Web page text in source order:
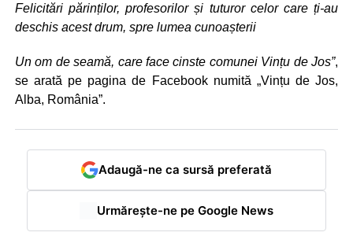
Felicitări părinților, profesorilor și tuturor celor care ți-au
deschis acest drum, spre lumea cunoașterii
Un om de seamă, care face cinste comunei Vințu de Jos”,
se arată pe pagina de Facebook numită „Vințu de Jos,
Alba, România”.
Adaugă-ne ca sursă preferată
Urmărește-ne pe Google News